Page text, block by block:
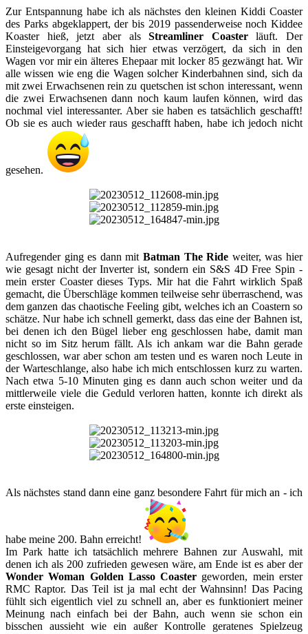
Zur Entspannung habe ich als nächstes den kleinen Kiddi Coaster
des Parks abgeklappert, der bis 2019 passenderweise noch Kiddee
Koaster hieß, jetzt aber alsStreamliner Coasterläuft. Der
Einsteigevorgang hat sich hier etwas verzögert, da sich in den
Wagen vor mir ein älteres Ehepaar mit locker 85 gezwängt hat. Wir
alle wissen wie eng die Wagen solcher Kinderbahnen sind, sich da
mit zwei Erwachsenen rein zu quetschen ist schon interessant, wenn
die zwei Erwachsenen dann noch kaum laufen können, wird das
nochmal viel interessanter. Aber sie haben es tatsächlich geschafft!
Ob sie es auch wieder raus geschafft haben, habe ich jedoch nicht
gesehen.
Aufregender ging es dann mit Batman The Ride weiter, was hier
wie gesagt nicht der Inverter ist, sondern ein S&S 4D Free Spin -
mein erster Coaster dieses Typs. Mir hat die Fahrt wirklich Spaß
gemacht, die Überschläge kommen teilweise sehr überraschend, was
dem ganzen das chaotische Feeling gibt, welches ich an Coastern so
schätze. Nur habe ich schnell gemerkt, dass das eine der Bahnen ist,
bei denen ich den Bügel lieber eng geschlossen habe, damit man
nicht so im Sitz herum fällt. Als ich ankam war die Bahn gerade
geschlossen, war aber schon am testen und es waren noch Leute in
der Warteschlange, also habe ich mich entschlossen kurz zu warten.
Nach etwa 5-10 Minuten ging es dann auch schon weiter und da
mittlerweile viele die Geduld verloren hatten, konnte ich direkt als
erste einsteigen.​
Als nächstes stand dann eine ganz besondere Fahrt für mich an - ich
habe meine 200. Bahn erreicht!
Im Park hatte ich tatsächlich mehrere Bahnen zur Auswahl, mit
denen ich als 200 zufrieden gewesen wäre, am Ende ist es aber der
Wonder Woman Golden Lasso Coaster geworden, mein erster
RMC Raptor. Das Teil ist ja mal echt der Wahnsinn! Das Pacing
fühlt sich eigentlich viel zu schnell an, aber es funktioniert meiner
Meinung nach einfach bei der Bahn, auch wenn sie schon ein
bisschen aussieht wie ein außer Kontrolle geratenes Spielzeug